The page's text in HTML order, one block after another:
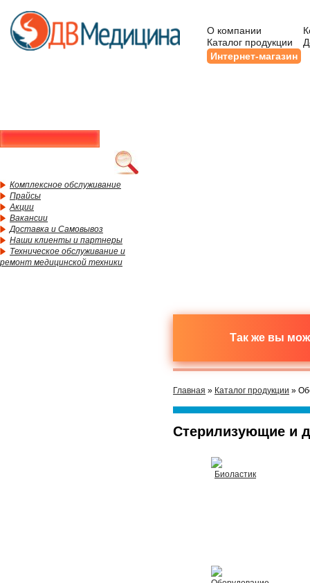
О компании
Каталог продукции
Интернет-магазин
Комплексное обслуживание
Прайсы
Акции
Вакансии
Доставка и Самовывоз
Наши клиенты и партнеры
Техническое обслуживание и
ремонт медицинской техники
Так же вы
Главная » Каталог продукции »
Стерилизующие и